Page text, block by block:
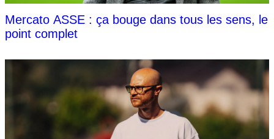
Mercato ASSE : ça bouge dans tous les sens, le
point complet